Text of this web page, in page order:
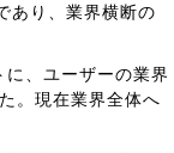
あり、業界横断の
、ユーザーの業界
。現在業界全体へ